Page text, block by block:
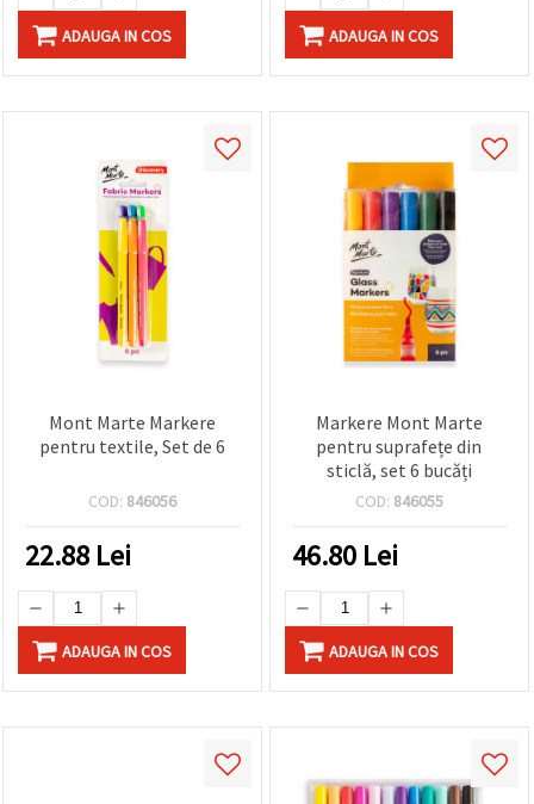
ADAUGA IN COS ADAUGA IN COS
Mont Marte Markere
pentru textile, Set de 6
COD: 846056
22.88 Lei
ADAUGA IN COS
Markere Mont Marte
pentru suprafețe din
sticlă, set 6 bucăți
COD: 846055
46.80 Lei
ADAUGA IN COS